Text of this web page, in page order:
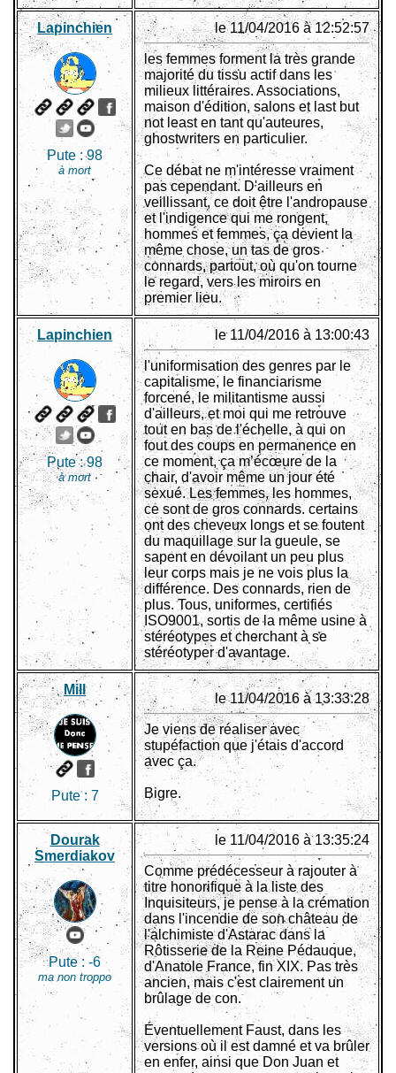
Lapinchien
Pute :98
à mort
le 11/04/2016 à 12:52:57
les femmes forment la très grande
majorité du tissu actif dans les
milieux littéraires. Associations,
maison d'édition, salons et last but
not least en tant qu'auteures,
ghostwriters en particulier.
Ce débat ne m'intéresse vraiment
pas cependant. D'ailleurs en
veillissant, ce doit être l'andropause
et l'indigence qui me rongent,
hommes et femmes, ça devient la
même chose, un tas de gros
connards, partout, où qu'on tourne
le regard, vers les miroirs en
premier lieu.
Lapinchien
Pute :98
à mort
le 11/04/2016 à 13:00:43
l'uniformisation des genres par le
capitalisme, le financiarisme
forcené, le militantisme aussi
d'ailleurs, et moi qui me retrouve
tout en bas de l'échelle, à qui on
fout des coups en permanence en
ce moment, ça m’écœure de la
chair, d'avoir même un jour été
sexué. Les femmes, les hommes,
ce sont de gros connards. certains
ont des cheveux longs et se foutent
du maquillage sur la gueule, se
sapent en dévoilant un peu plus
leur corps mais je ne vois plus la
différence. Des connards, rien de
plus. Tous, uniformes, certifiés
ISO9001, sortis de la même usine à
stéréotypes et cherchant à se
stéréotyper d'avantage.
Mill
Pute : 7
le 11/04/2016 à 13:33:28
Je viens de réaliser avec
stupéfaction que j'étais d'accord
avec ça.
Bigre.
Dourak
Smerdiakov
Pute : -6
ma non troppo
le 11/04/2016 à 13:35:24
Comme prédécesseur à rajouter à
titre honorifique à la liste des
Inquisiteurs, je pense à la crémation
dans l'incendie de son château de
l'alchimiste d'Astarac dans la
Rôtisserie de la Reine Pédauque,
d'Anatole France, fin XIX. Pas très
ancien, mais c'est clairement un
brûlage de con.
Éventuellement Faust, dans les
versions où il est damné et va brûler
en enfer, ainsi que Don Juan et